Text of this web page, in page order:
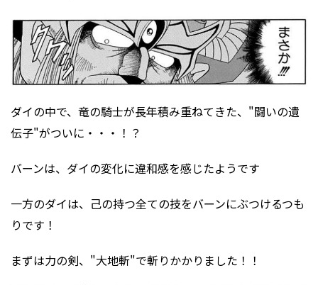
ダイの中で、竜の騎士が長年積み重ねてきた、"闘いの遺
伝子"がついに・・・！？
バーンは、ダイの変化に違和感を感じたようです
一方のダイは、己の持つ全ての技をバーンにぶつけるつも
りです！
まずは力の剣、"大地斬"で斬りかかりました！！